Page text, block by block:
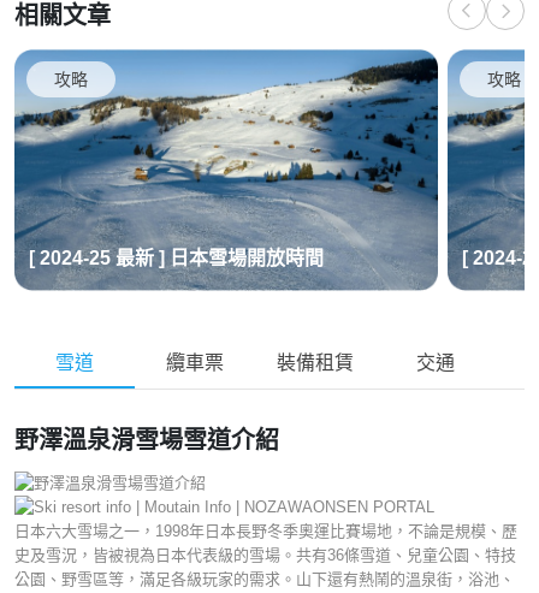
相關文章
攻略
[ 2024-25 最新 ] 日本雪場開放時間
攻略
[ 2024-
雪道 纜車票 裝備租賃 交通
野澤溫泉滑雪場雪道介紹
日本六大雪場之一，1998年日本長野冬季奧運比賽場地，不論是規模、歷
史及雪況，皆被視為日本代表級的雪場。共有36條雪道、兒童公園、特技
公園、野雪區等，滿足各級玩家的需求。山下還有熱鬧的溫泉街，浴池、